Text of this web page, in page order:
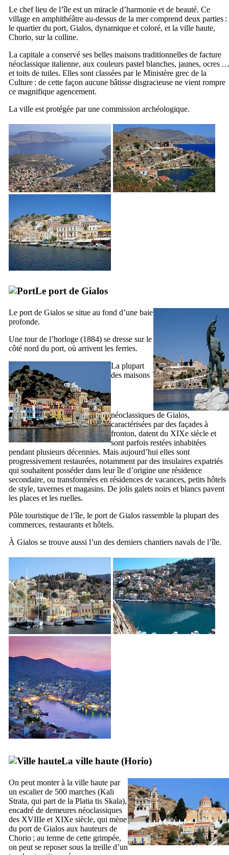
Le chef lieu de l’île est un miracle d’harmonie et de beauté. Ce
village en amphithéâtre au-dessus de la mer comprend deux parties :
le quartier du port, Gialos, dynamique et coloré, et la ville haute,
Chorio, sur la colline.
La capitale a conservé ses belles maisons traditionnelles de facture
néoclassique italienne, aux couleurs pastel blanches, jaunes, ocres …
et toits de tuiles. Elles sont classées par le Ministère grec de la
Culture : de cette façon aucune bâtisse disgracieuse ne vient rompre
ce magnifique agencement.
La ville est protégée par une commission archéologique.
Le port de Gialos
Le port de Gialos se situe au fond d’une baie
profonde.
Une tour de l’horloge (1884) se dresse sur le
côté nord du port, où arrivent les ferries.
La plupart
des maisons
néoclassiques de Gialos,
caractérisées par des façades à
fronton, datent du XIXe siècle et
sont parfois restées inhabitées
pendant plusieurs décennies. Mais aujourd’hui elles sont
progressivement restaurées, notamment par des insulaires expatriés
qui souhaitent posséder dans leur île d’origine une résidence
secondaire, ou transformées en résidences de vacances, petits hôtels
de style, tavernes et magasins. De jolis galets noirs et blancs pavent
les places et les ruelles.
Pôle touristique de l’île, le port de Gialos rassemble la plupart des
commerces, restaurants et hôtels.
À Gialos se trouve aussi l’un des derniers chantiers navals de l’île.
La ville haute (Horio)
On peut monter à la ville haute par
un escalier de 500 marches (Kali
Strata, qui part de la Platia tis Skala),
encadré de demeures néoclassiques
des XVIIIe et XIXe siècle, qui mène
du port de Gialos aux hauteurs de
Chorio ; au terme de cette grimpée,
on peut se reposer sous la treille d’un